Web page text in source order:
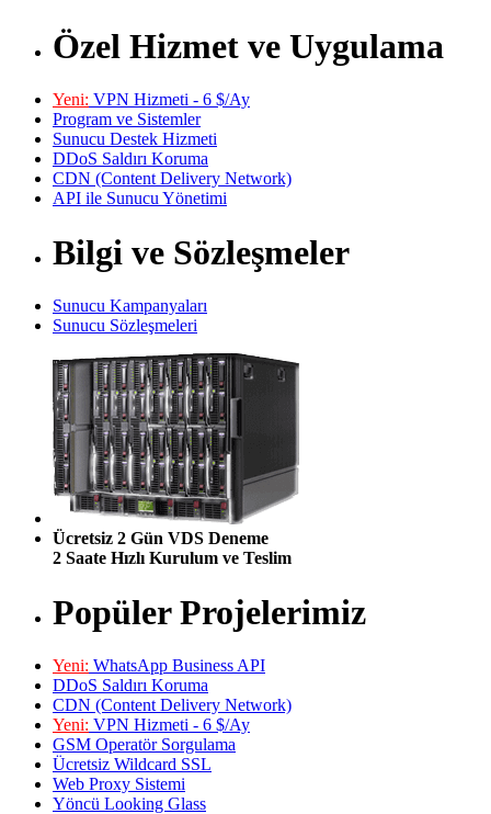
Özel Hizmet ve Uygulama
Yeni: VPN Hizmeti - 6 $/Ay
Program ve Sistemler
Sunucu Destek Hizmeti
DDoS Saldırı Koruma
CDN (Content Delivery Network)
API ile Sunucu Yönetimi
Bilgi ve Sözleşmeler
Sunucu Kampanyaları
Sunucu Sözleşmeleri
Ücretsiz 2 Gün VDS Deneme
2 Saate Hızlı Kurulum ve Teslim
Popüler Projelerimiz
Yeni: WhatsApp Business API
DDoS Saldırı Koruma
CDN (Content Delivery Network)
Yeni: VPN Hizmeti - 6 $/Ay
GSM Operatör Sorgulama
Ücretsiz Wildcard SSL
Web Proxy Sistemi
Yöncü Looking Glass